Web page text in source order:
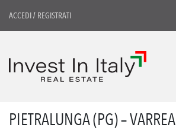
ACCEDI/ REGISTRATI
PIETRALUNGA (PG) – VARREA